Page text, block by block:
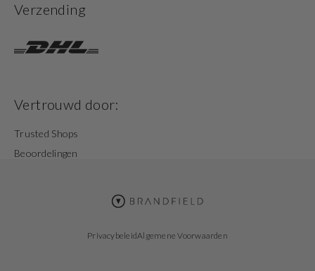
Verzending
Vertrouwd door:
Trusted Shops
Beoordelingen
PrivacybeleidAlgemene Voorwaarden